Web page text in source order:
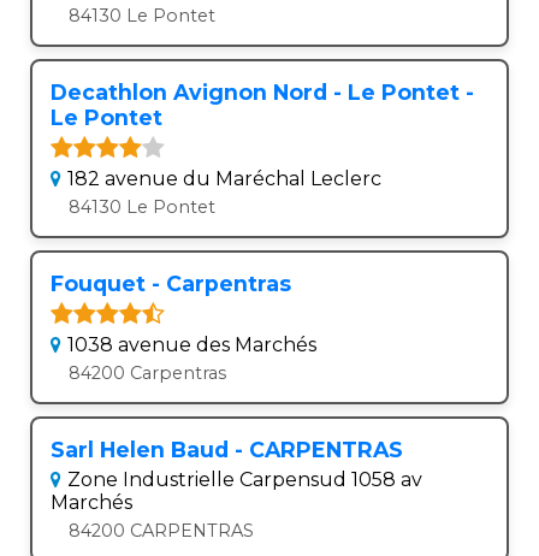
84130 Le Pontet
Decathlon Avignon Nord - Le Pontet -
Le Pontet
182 avenue du Maréchal Leclerc
84130 Le Pontet
Fouquet - Carpentras
1038 avenue des Marchés
84200 Carpentras
Sarl Helen Baud - CARPENTRAS
Zone Industrielle Carpensud 1058 av
Marchés
84200 CARPENTRAS